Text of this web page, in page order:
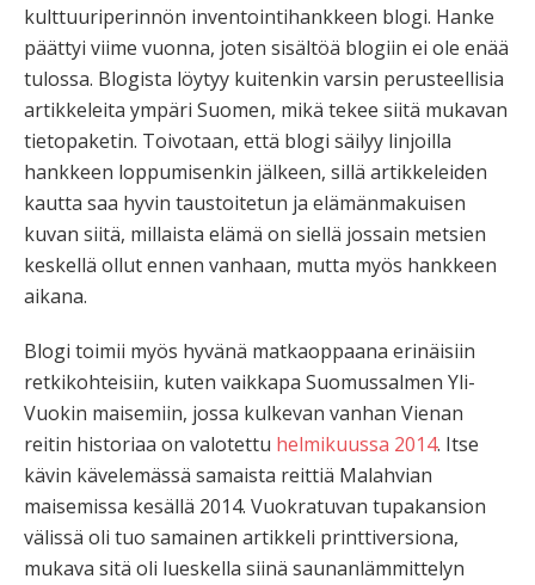
kulttuuriperinnön inventointihankkeen blogi. Hanke
päättyi viime vuonna, joten sisältöä blogiin ei ole enää
tulossa. Blogista löytyy kuitenkin varsin perusteellisia
artikkeleita ympäri Suomen, mikä tekee siitä mukavan
tietopaketin. Toivotaan, että blogi säilyy linjoilla
hankkeen loppumisenkin jälkeen, sillä artikkeleiden
kautta saa hyvin taustoitetun ja elämänmakuisen
kuvan siitä, millaista elämä on siellä jossain metsien
keskellä ollut ennen vanhaan, mutta myös hankkeen
aikana.
Blogi toimii myös hyvänä matkaoppaana erinäisiin
retkikohteisiin, kuten vaikkapa Suomussalmen Yli-
Vuokin maisemiin, jossa kulkevan vanhan Vienan
reitin historiaa on valotettu helmikuussa 2014. Itse
kävin kävelemässä samaista reittiä Malahvian
maisemissa kesällä 2014. Vuokratuvan tupakansion
välissä oli tuo samainen artikkeli printtiversiona,
mukava sitä oli lueskella siinä saunanlämmittelyn